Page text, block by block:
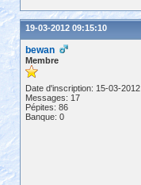
19-03-2012 09:15:10
bewan
Membre
Date d'inscription: 15-03-2012
Messages: 17
Pépites: 86
Banque: 0